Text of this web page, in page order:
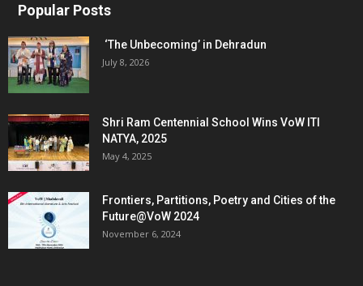
Popular Posts
‘The Unbecoming’ in Dehradun
July 8, 2026
Shri Ram Centennial School Wins VoW ITI
NATYA, 2025
May 4, 2025
Frontiers, Partitions, Poetry and Cities of the
Future@VoW 2024
November 6, 2024